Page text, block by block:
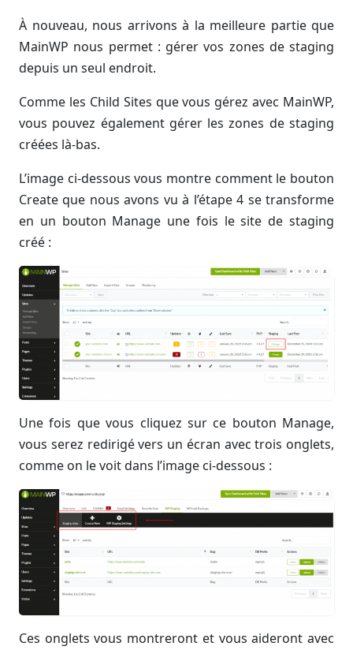
À nouveau, nous arrivons à la meilleure partie que
MainWP nous permet : gérer vos zones de staging
depuis un seul endroit.
Comme les Child Sites que vous gérez avec MainWP,
vous pouvez également gérer les zones de staging
créées là-bas.
L’image ci-dessous vous montre comment le bouton
Create que nous avons vu à l’étape 4 se transforme
en un bouton Manage une fois le site de staging
créé :
Une fois que vous cliquez sur ce bouton Manage,
vous serez redirigé vers un écran avec trois onglets,
comme on le voit dans l’image ci-dessous :
Ces onglets vous montreront et vous aideront avec